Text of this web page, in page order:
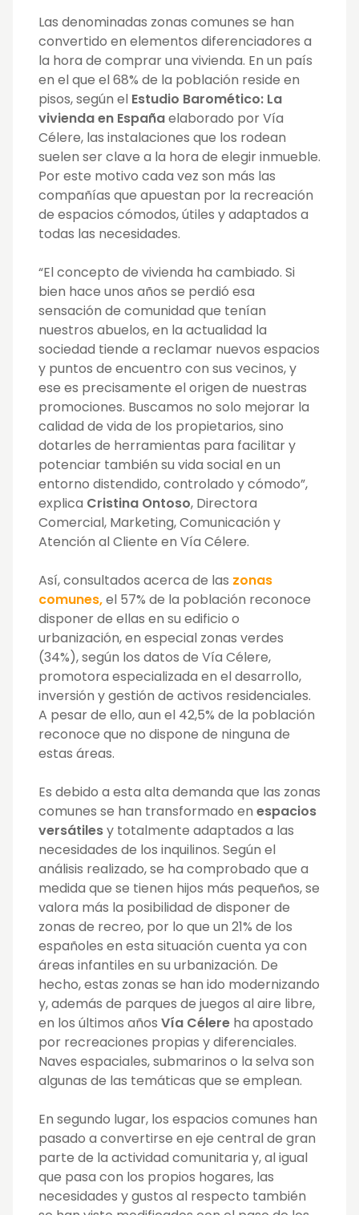
Las denominadas zonas comunes se han
convertido en elementos diferenciadores a
la hora de comprar una vivienda. En un país
en el que el 68% de la población reside en
pisos, según el Estudio Baromético: La
vivienda en Españaelaborado por Vía
Célere, las instalaciones que los rodean
suelen ser clave a la hora de elegir inmueble.
Por este motivo cada vez son más las
compañías que apuestan por la recreación
de espacios cómodos, útiles y adaptados a
todas las necesidades.
“El concepto de vivienda ha cambiado. Si
bien hace unos años se perdió esa
sensación de comunidad que tenían
nuestros abuelos, en la actualidad la
sociedad tiende a reclamar nuevos espacios
y puntos de encuentro con sus vecinos, y
ese es precisamente el origen de nuestras
promociones. Buscamos no solo mejorar la
calidad de vida de los propietarios, sino
dotarles de herramientas para facilitar y
potenciar también su vida social en un
entorno distendido, controlado y cómodo”,
explica Cristina Ontoso, Directora
Comercial, Marketing, Comunicación y
Atención al Cliente en Vía Célere.
Así, consultados acerca de las zonas
comunes,el 57% de la población reconoce
disponer de ellas en su edificio o
urbanización, en especial zonas verdes
(34%), según los datos de Vía Célere,
promotora especializada en el desarrollo,
inversión y gestión de activos residenciales.
A pesar de ello, aun el 42,5% de la población
reconoce que no dispone de ninguna de
estas áreas.
Es debido a esta alta demanda que las zonas
comunes se han transformado en espacios
versátilesy totalmente adaptados a las
necesidades de los inquilinos. Según el
análisis realizado, se ha comprobado que a
medida que se tienen hijos más pequeños, se
valora más la posibilidad de disponer de
zonas de recreo, por lo que un 21% de los
españoles en esta situación cuenta ya con
áreas infantiles en su urbanización. De
hecho, estas zonas se han ido modernizando
y, además de parques de juegos al aire libre,
en los últimos años Vía Célere ha apostado
por recreaciones propias y diferenciales.
Naves espaciales, submarinos o la selva son
algunas de las temáticas que se emplean.
En segundo lugar, los espacios comunes han
pasado a convertirse en eje central de gran
parte de la actividad comunitaria y, al igual
que pasa con los propios hogares, las
necesidades y gustos al respecto también